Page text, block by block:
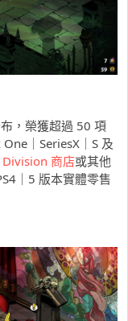
，榮獲超過 50 項
｜SeriesX｜S 及
商店或其他
｜5 版本實體零售